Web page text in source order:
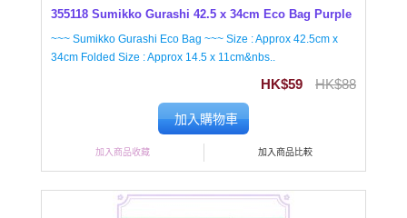
355118 Sumikko Gurashi 42.5 x 34cm Eco Bag Purple
~~~ Sumikko Gurashi Eco Bag ~~~ Size : Approx 42.5cm x
34cm Folded Size : Approx 14.5 x 11cm&nbs..
HK$59 HK$88
加入購物車
加入商品收藏 加入商品比較